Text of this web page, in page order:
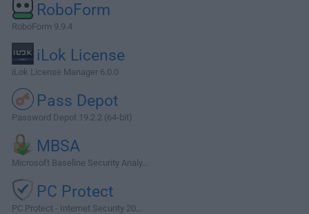
RoboForm
RoboForm 9.9.4
iLok License
iLok License Manager 6.0.0
Pass Depot
Password Depot 19.2.2 (64-bit)
MBSA
Microsoft Baseline Security Analy...
PC Protect
PC Protect - Internet Security 20...